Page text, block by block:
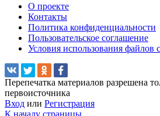
О проекте
Контакты
Политика конфиденциальности
Пользовательское соглашение
Условия использования файлов
Перепечатка материалов разрешена
первоисточника
Вход или Регистрация
К началу страницы